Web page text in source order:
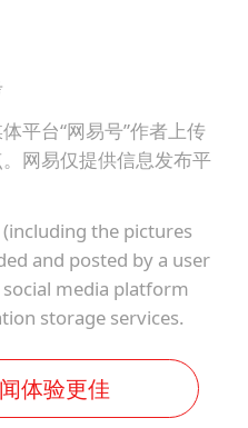
平台“网易号”作者上传
网易仅提供信息发布平
the pictures
and posted by a user
social media platform
storage services.
体验更佳